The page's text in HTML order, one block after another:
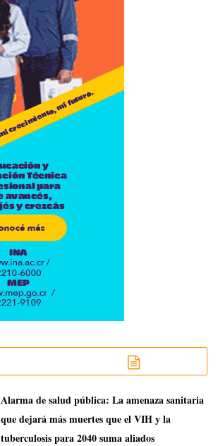
​Alarma de salud pública: La amenaza sanitaria
que dejará más muertes que el VIH y la
tuberculosis para 2040 suma aliados